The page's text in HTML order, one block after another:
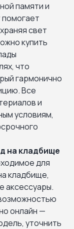
памяти и
свет
купить
что
гармонично
Все
и
условиям,
на кладбище
для
кладбище,
аксессуары.
онлайн —
уточнить